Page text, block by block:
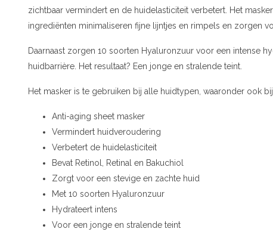
zichtbaar vermindert en de huidelasticiteit verbetert. Het
ingrediënten minimaliseren fijne lijntjes en rimpels en zorgen
Daarnaast zorgen 10 soorten Hyaluronzuur voor een intense
huidbarrière. Het resultaat? Een jonge en stralende teint.
Het masker is te gebruiken bij alle huidtypen, waaronder ook
Anti-aging sheet masker
Vermindert huidveroudering
Verbetert de huidelasticiteit
Bevat Retinol, Retinal en Bakuchiol
Zorgt voor een stevige en zachte huid
Met 10 soorten Hyaluronzuur
Hydrateert intens
Voor een jonge en stralende teint